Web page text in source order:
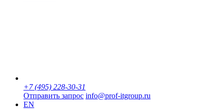
+7 (495) 228-30-31
Отправить запрос info@prof-itgroup.ru
EN